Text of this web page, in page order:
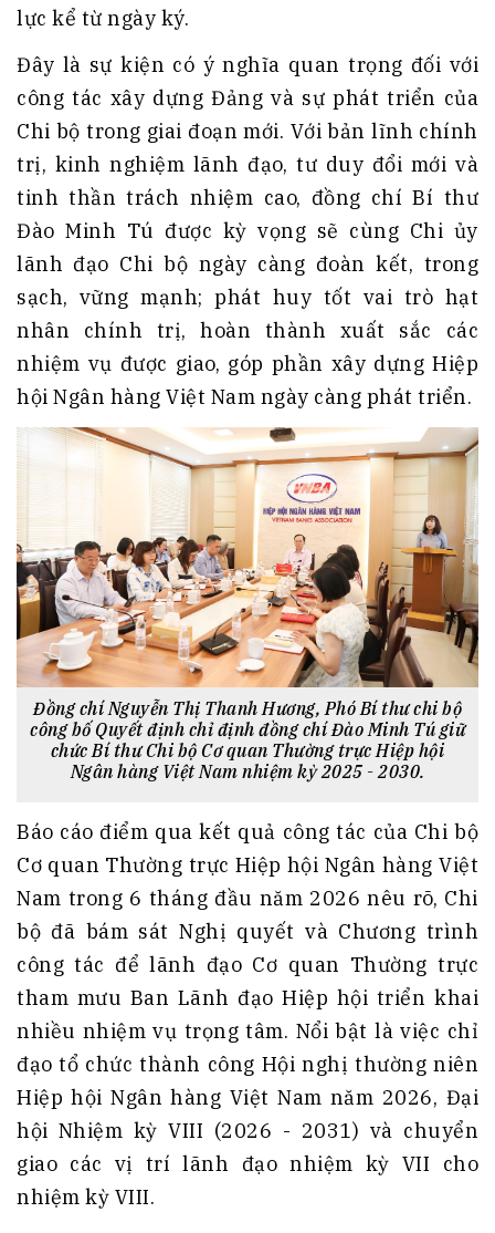
lực kể từ ngày ký.
Đây là sự kiện có ý nghĩa quan trọng đối với
công tác xây dựng Đảng và sự phát triển của
Chi bộ trong giai đoạn mới. Với bản lĩnh chính
trị, kinh nghiệm lãnh đạo, tư duy đổi mới và
tinh thần trách nhiệm cao, đồng chí Bí thư
Đào Minh Tú được kỳ vọng sẽ cùng Chi ủy
lãnh đạo Chi bộ ngày càng đoàn kết, trong
sạch, vững mạnh; phát huy tốt vai trò hạt
nhân chính trị, hoàn thành xuất sắc các
nhiệm vụ được giao, góp phần xây dựng Hiệp
hội Ngân hàng Việt Nam ngày càng phát triển.
Đồng chí Nguyễn Thị Thanh Hương, Phó Bí thư chi bộ
công bố Quyết định chỉ định đồng chí Đào Minh Tú giữ
chức Bí thư Chi bộ Cơ quan Thường trực Hiệp hội
Ngân hàng Việt Nam nhiệm kỳ 2025 - 2030.
Báo cáo điểm qua kết quả công tác của Chi bộ
Cơ quan Thường trực Hiệp hội Ngân hàng Việt
Nam trong 6 tháng đầu năm 2026 nêu rõ, Chi
bộ đã bám sát Nghị quyết và Chương trình
công tác để lãnh đạo Cơ quan Thường trực
tham mưu Ban Lãnh đạo Hiệp hội triển khai
nhiều nhiệm vụ trọng tâm. Nổi bật là việc chỉ
đạo tổ chức thành công Hội nghị thường niên
Hiệp hội Ngân hàng Việt Nam năm 2026, Đại
hội Nhiệm kỳ VIII (2026 - 2031) và chuyển
giao các vị trí lãnh đạo nhiệm kỳ VII cho
nhiệm kỳ VIII.